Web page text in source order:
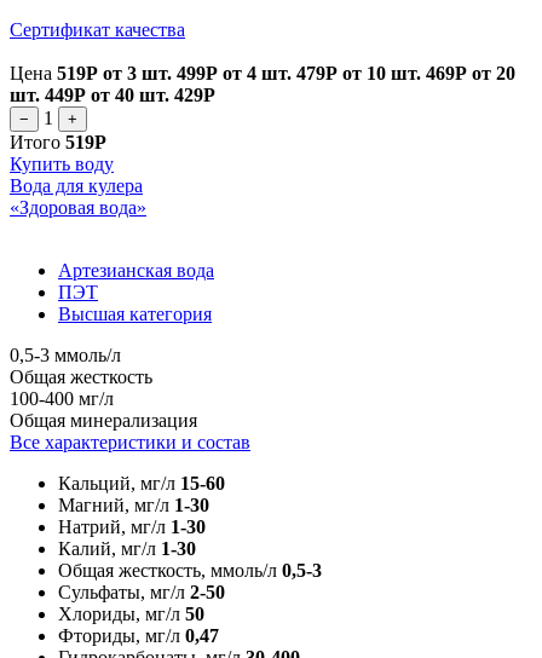
Сертификат качества
Цена 519Р от 3 шт. 499Р от 4 шт. 479Р от 10 шт. 469Р от 20
шт. 449Р от 40 шт. 429Р
− 1 +
Итого 519Р
Купить воду
Вода для кулера
«Здоровая вода»
Артезианская вода
ПЭТ
Высшая категория
0,5-3 ммоль/л
Общая жесткость
100-400 мг/л
Общая минерализация
Все характеристики и состав
Кальций, мг/л 15-60
Магний, мг/л 1-30
Натрий, мг/л 1-30
Калий, мг/л 1-30
Общая жесткость, ммоль/л 0,5-3
Сульфаты, мг/л 2-50
Хлориды, мг/л 50
Фториды, мг/л 0,47